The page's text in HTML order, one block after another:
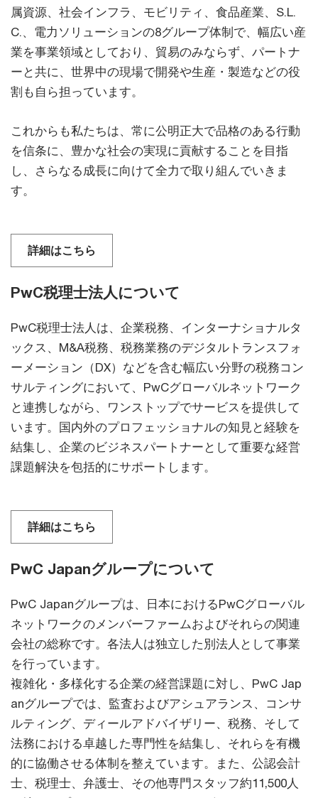
属資源、社会インフラ、モビリティ、食品産業、S.L.
C.、電力ソリューションの8グループ体制で、幅広い産
業を事業領域としており、貿易のみならず、パートナ
ーと共に、世界中の現場で開発や生産・製造などの役
割も自ら担っています。
これからも私たちは、常に公明正大で品格のある行動
を信条に、豊かな社会の実現に貢献することを目指
し、さらなる成長に向けて全力で取り組んでいきま
す。
詳細はこちら
PwC税理士法人について
PwC税理士法人は、企業税務、インターナショナルタ
ックス、M&A税務、税務業務のデジタルトランスフォ
ーメーション（DX）などを含む幅広い分野の税務コン
サルティングにおいて、PwCグローバルネットワーク
と連携しながら、ワンストップでサービスを提供して
います。国内外のプロフェッショナルの知見と経験を
結集し、企業のビジネスパートナーとして重要な経営
課題解決を包括的にサポートします。
詳細はこちら
PwC Japanグループについて
PwC Japanグループは、日本におけるPwCグローバル
ネットワークのメンバーファームおよびそれらの関連
会社の総称です。各法人は独立した別法人として事業
を行っています。
複雑化・多様化する企業の経営課題に対し、PwC Jap
anグループでは、監査およびアシュアランス、コンサ
ルティング、ディールアドバイザリー、税務、そして
法務における卓越した専門性を結集し、それらを有機
的に協働させる体制を整えています。また、公認会計
士、税理士、弁護士、その他専門スタッフ約11,500人